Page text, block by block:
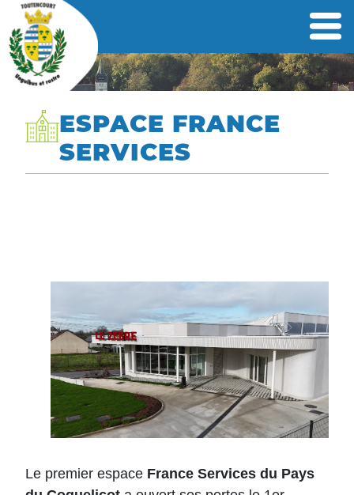
ESPACE FRANCE
SERVICES
Le premier espace France Services du Pays